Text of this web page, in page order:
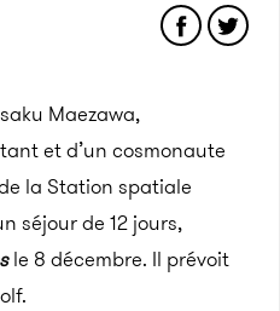
Maezawa,
et d’un cosmonaute
la Station spatiale
séjour de 12 jours,
le 8 décembre. Il prévoit